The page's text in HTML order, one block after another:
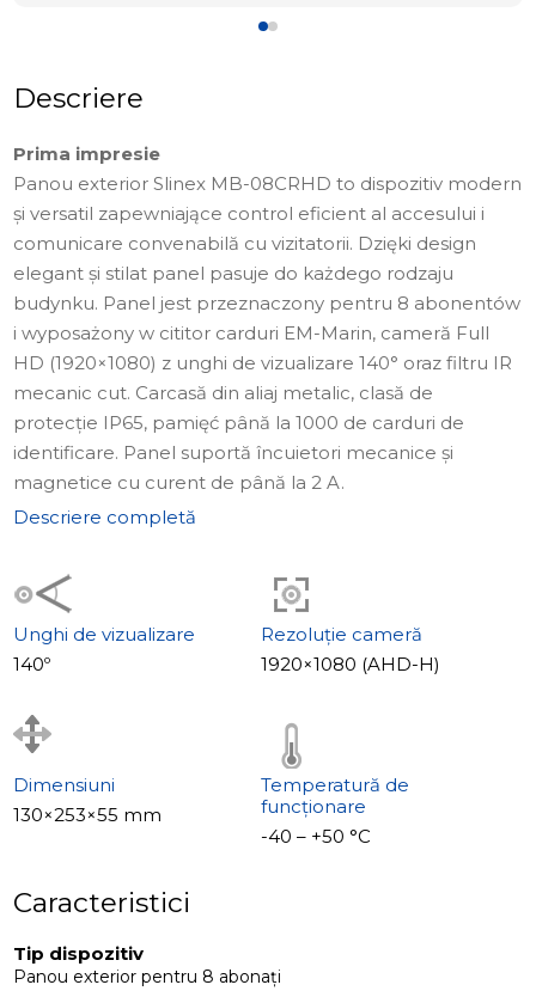
Descriere
Prima impresie
Panou exterior Slinex MB-08CRHD to dispozitiv modern
și versatil zapewniające control eficient al accesului i
comunicare convenabilă cu vizitatorii. Dzięki design
elegant și stilat panel pasuje do każdego rodzaju
budynku. Panel jest przeznaczony pentru 8 abonentów
i wyposażony w cititor carduri EM-Marin, cameră Full
HD (1920×1080) z unghi de vizualizare 140° oraz filtru IR
mecanic cut. Carcasă din aliaj metalic, clasă de
protecție IP65, pamięć până la 1000 de carduri de
identificare. Panel suportă încuietori mecanice și
magnetice cu curent de până la 2 A.
Caracteristici speciale
• Mechaniczny filtru IR cut
• Iluminarea plăcuței
• Cititor carduri EM-Marin
• Memorie încorporată pentru 1000 de carduri
Descriere completă
Unghi de vizualizare
140º
Rezoluție cameră
1920×1080 (AHD-H)
Dimensiuni
130×253×55 mm
Temperatură de
funcționare
-40 – +50 °С
Caracteristici
Tip dispozitiv
Panou exterior pentru 8 abonați